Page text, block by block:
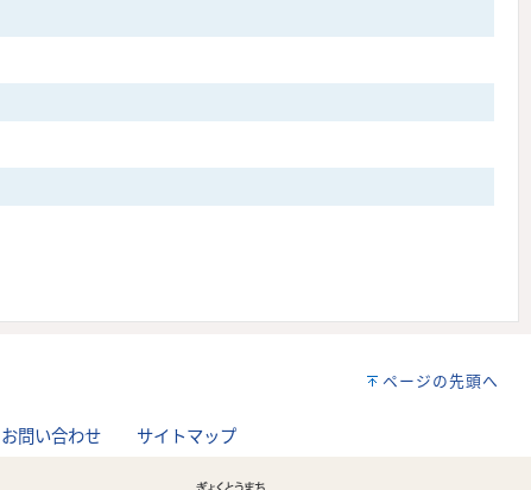
ページの先頭へ
お問い合わせ サイトマップ